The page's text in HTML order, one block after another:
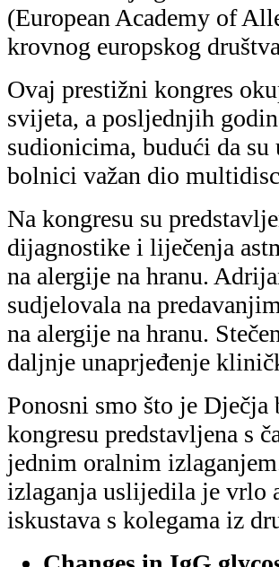
Ponosni smo što je
kongresu predstavljena s
jednim oralnim
izlaganja uslijedila je vrlo
iskustava s kolegama iz
Changes in IgG
asthma and obesity
biolog – oralno
Diagnostic Value of
Egg White Allergen
Iva Mrkić Kobal, dr.
Autori: Iva Mrkić
Mirjana Turkalj
How effective is oral
proteins in allergic
mag. nutr. – poster
Autori: Adrijana
Iva Mrkić Kobal,